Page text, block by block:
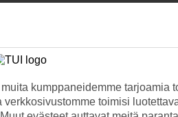
kumppaneidemme tarjoamia
toimisi